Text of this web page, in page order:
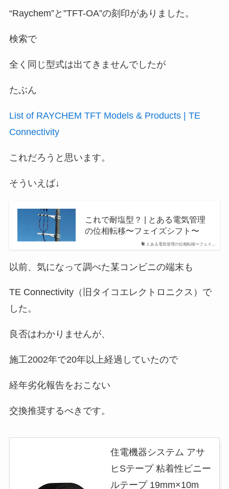
“Raychem”と”TFT-OA”の刻印がありました。
検索で
全く同じ型式は出てきませんでしたが
たぶん
List of RAYCHEM TFT Models & Products | TE
Connectivity
これだろうと思います。
そういえば↓
とある電気管理の位相転移〜フェイ…
これで耐塩型？ | とある電気管理
の位相転移〜フェイズシフト〜
以前、気になって調べた某コンビニの端末も
TE Connectivity（旧タイコエレクトロニクス）で
した。
良否はわかりませんが、
施工2002年で20年以上経過していたので
経年劣化報告をおこない
交換推奨するべきです。
住電機器システム アサ
ヒSテープ 粘着性ビニー
ルテープ 19mm×10m